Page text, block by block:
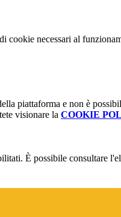
cookie necessari al
piattaforma e non è
visionare la COOKIE
È possibile consultare